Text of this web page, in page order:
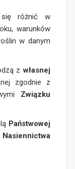
się różnić w
warunków
w danym
zwłasnej
zgodnie z
Związku
Państwowej